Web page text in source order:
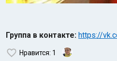
Группа в контакте: https://
Нравится: 1